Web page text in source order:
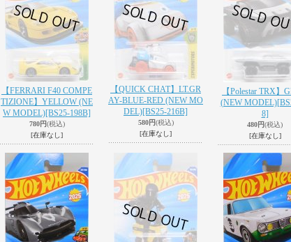
【FERRARI F40 COMPE
TIZIONE】YELLOW (NE
W MODEL)[BS25-198B]
780円(税込)
[在庫なし]
【QUICK CHAT】LT.GR
AY-BLUE-RED (NEW MO
DEL)[BS25-216B]
580円(税込)
[在庫なし]
【Polestar TRX】
(NEW MODEL)
8]
480円(税込)
[在庫なし]